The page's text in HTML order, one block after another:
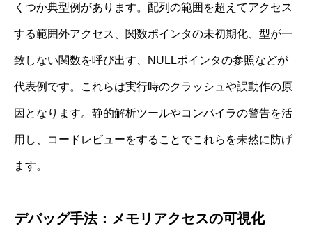
くつか典型例があります。配列の範囲を超えてアクセス
する範囲外アクセス、関数ポインタの未初期化、型が一
致しない関数を呼び出す、NULLポインタの参照などが
代表例です。これらは実行時のクラッシュや誤動作の原
因となります。静的解析ツールやコンパイラの警告を活
用し、コードレビューをすることでこれらを未然に防げ
ます。
デバッグ手法：メモリアクセスの可視化